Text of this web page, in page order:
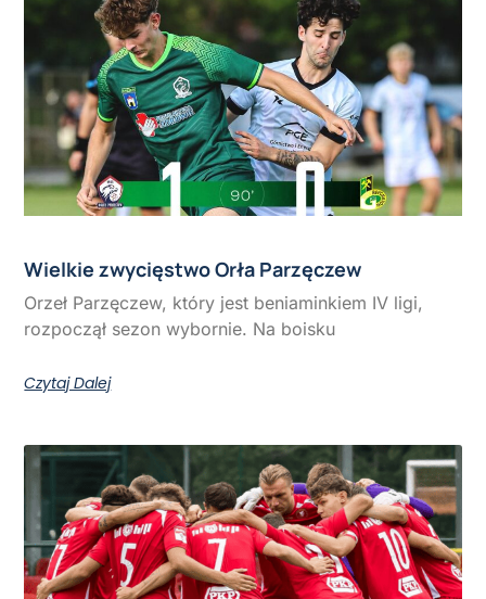
Wielkie zwycięstwo Orła Parzęczew
Orzeł Parzęczew, który jest beniaminkiem IV ligi,
rozpoczął sezon wybornie. Na boisku
Czytaj Dalej